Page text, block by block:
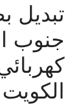
تبديل
الكويت